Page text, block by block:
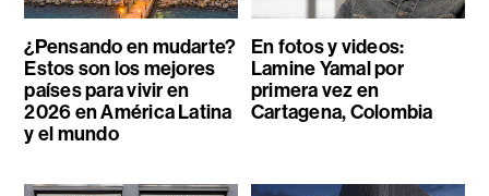
¿Pensando en mudarte?
Estos son los mejores
países para vivir en
2026 en América Latina
y el mundo
En fotos y videos:
Lamine Yamal por
primera vez en
Cartagena, Colombia